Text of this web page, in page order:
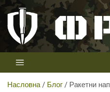
Скип
цонтент
Телевизија
Први војни канал у Србији
Насловна Блог Ракетни